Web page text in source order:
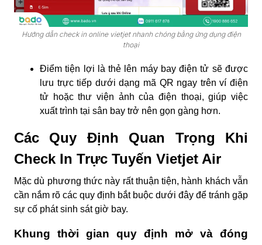
Hướng dẫn check in online vietjet nhanh chóng bằng ứng dụng điện
thoại
Điểm tiện lợi là thẻ lên máy bay điện tử sẽ được
lưu trực tiếp dưới dạng mã QR ngay trên ví điện
tử hoặc thư viện ảnh của điện thoại, giúp việc
xuất trình tại sân bay trở nên gọn gàng hơn.
Các Quy Định Quan Trọng Khi
Check In Trực Tuyến Vietjet Air
Mặc dù phương thức này rất thuận tiện, hành khách vẫn
cần nắm rõ các quy định bắt buộc dưới đây để tránh gặp
sự cố phát sinh sát giờ bay.
Khung thời gian quy định mở và đóng